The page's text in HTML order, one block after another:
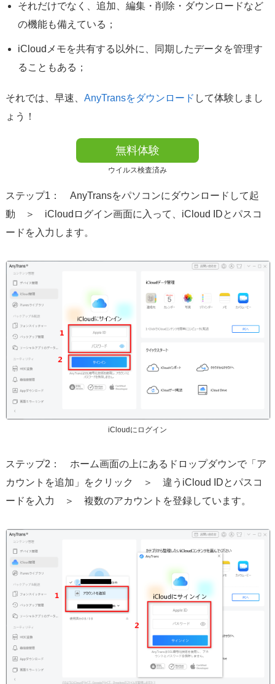
それだけでなく、追加、編集・削除・ダウンロードなど
の機能も備えている；
iCloudメモを共有する以外に、同期したデータを管理す
ることもある；
それでは、早速、 AnyTransをダウンロード して体験しまし
ょう！
無料体験
ウイルス検査済み
ステップ1： AnyTransをパソコンにダウンロードして起
動 ＞ iCloudログイン画面に入って、iCloud IDとパスコ
ードを入力します。
iCloudにログイン
ステップ2： ホーム画面の上にあるドロップダウンで「ア
カウントを追加」をクリック ＞ 違うiCloud IDとパスコ
ードを入力 ＞ 複数のアカウントを登録しています。